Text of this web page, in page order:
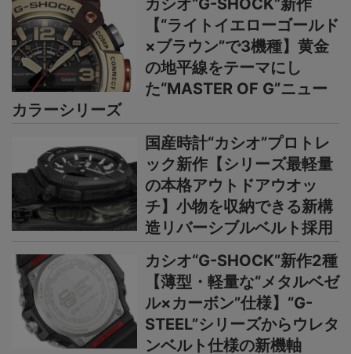
カシオ“G-SHOCK”新作
【“ライトイエローゴールド
×ブラウン”で3機種】黄金
の地平線をテーマにし
た“MASTER OF G”ニュー
カラーシリーズ
国産時計“カシオ”プロトレ
ック新作【シリーズ最軽量
の本格アウトドアウオッ
チ】小物を収納できる新構
造リバーシブルベルト採用
カシオ“G-SHOCK”新作2種
【薄型・軽量な“メタルベゼ
ル×カーボン”仕様】“G-
STEEL”シリーズからウレタ
ンベルト仕様の新機軸